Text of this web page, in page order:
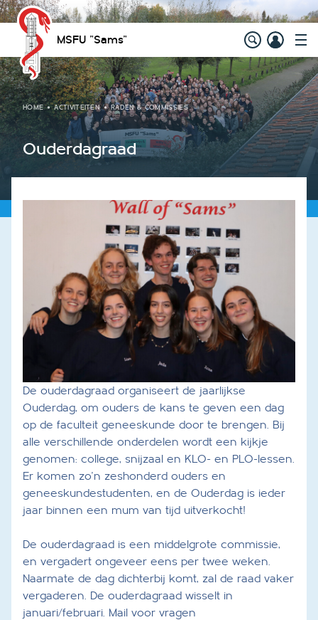
MSFU "Sams"
HOME ACTIVITEITEN RADEN & COMMISSIES
Ouderdagraad
De ouderdagraad organiseert de jaarlijkse
Ouderdag, om ouders de kans te geven een dag
op de faculteit geneeskunde door te brengen. Bij
alle verschillende onderdelen wordt een kijkje
genomen: college, snijzaal en KLO- en PLO-lessen.
Er komen zo'n zeshonderd ouders en
geneeskundestudenten, en de Ouderdag is ieder
jaar binnen een mum van tijd uitverkocht!
De ouderdagraad is een middelgrote commissie,
en vergadert ongeveer eens per twee weken.
Naarmate de dag dichterbij komt, zal de raad vaker
vergaderen. De ouderdagraad wisselt in
januari/februari. Mail voor vragen